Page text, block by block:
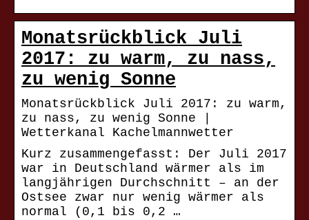
Monatsrückblick Juli
2017: zu warm, zu nass,
zu wenig Sonne
Monatsrückblick Juli 2017: zu warm,
zu nass, zu wenig Sonne |
Wetterkanal Kachelmannwetter
Kurz zusammengefasst: Der Juli 2017
war in Deutschland wärmer als im
langjährigen Durchschnitt – an der
Ostsee zwar nur wenig wärmer als
normal (0,1 bis 0,2 …